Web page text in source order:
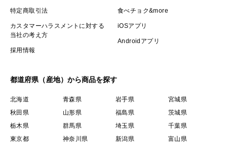
特定商取引法
カスタマーハラスメントに対する
当社の考え方
採用情報
食べチョク&more
iOSアプリ
Androidアプリ
都道府県（産地）から商品を探す
北海道 青森県 岩手県
宮城県
秋田県
山形県 福島県
茨城県
栃木県
群馬県 埼玉県
千葉県
東京都
神奈川県 新潟県
富山県